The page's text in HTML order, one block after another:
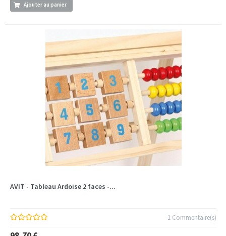
Ajouter au panier
AVIT - Tableau Ardoise 2 faces -...
1 Commentaire(s)